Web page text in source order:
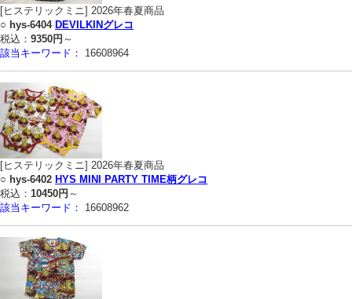
[ヒステリックミニ] 2026年春夏商品
○ hys-6404 DEVILKINグレコ
税込： 9350円 ～
該当キーワード：
16608964
[ヒステリックミニ] 2026年春夏商品
○ hys-6402 HYS MINI PARTY TIME柄グレコ
税込： 10450円 ～
該当キーワード：
16608962